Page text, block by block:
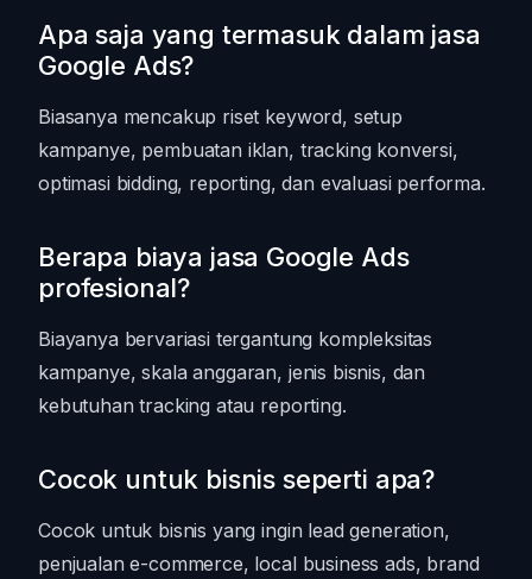
Apa saja yang termasuk dalam jasa
Google Ads?
Biasanya mencakup riset keyword, setup
kampanye, pembuatan iklan, tracking konversi,
optimasi bidding, reporting, dan evaluasi performa.
Berapa biaya jasa Google Ads
profesional?
Biayanya bervariasi tergantung kompleksitas
kampanye, skala anggaran, jenis bisnis, dan
kebutuhan tracking atau reporting.
Cocok untuk bisnis seperti apa?
Cocok untuk bisnis yang ingin lead generation,
penjualan e-commerce, local business ads, brand